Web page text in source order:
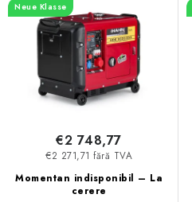
Neue Klasse
Momentan indisponibil – La
cerere
€2 271,71 fără TVA
€2 748,77